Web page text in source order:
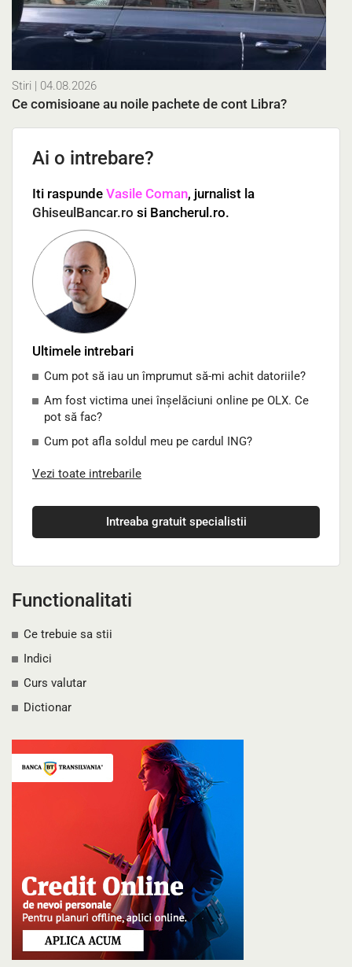
Stiri | 04.08.2026
Ce comisioane au noile pachete de cont Libra?
Ai o intrebare?
Iti raspunde Vasile Coman, jurnalist la
GhiseulBancar.ro si Bancherul.ro.
Ultimele intrebari
Cum pot să iau un împrumut să-mi achit datoriile?
Am fost victima unei înșelăciuni online pe OLX. Ce
pot să fac?
Cum pot afla soldul meu pe cardul ING?
Vezi toate intrebarile
Intreaba gratuit specialistii
Functionalitati
Ce trebuie sa stii
Indici
Curs valutar
Dictionar